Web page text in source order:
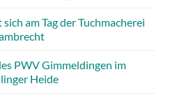
am Tag der Tuchmacherei
PWV Gimmeldingen im
Heide